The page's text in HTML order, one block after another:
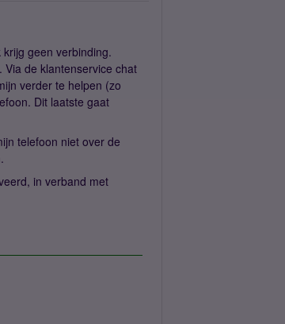
geen verbinding.
de klantenservice chat
verder te helpen (zo
Dit laatste gaat
telefoon niet over de
in verband met